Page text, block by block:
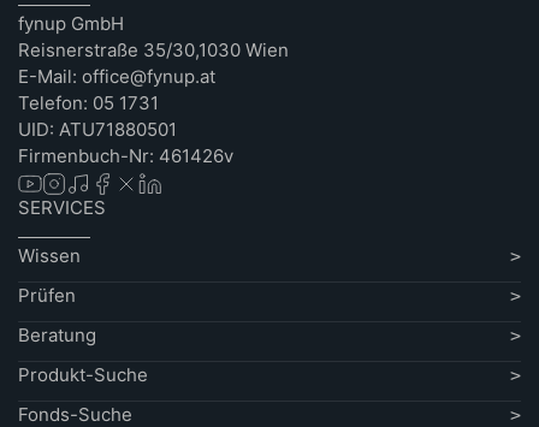
fynup GmbH
Reisnerstraße 35/30,1030 Wien
E-Mail: office@fynup.at
Telefon: 05 1731
UID: ATU71880501
Firmenbuch-Nr: 461426v
SERVICES
Wissen
Prüfen
Beratung
Produkt-Suche
Fonds-Suche